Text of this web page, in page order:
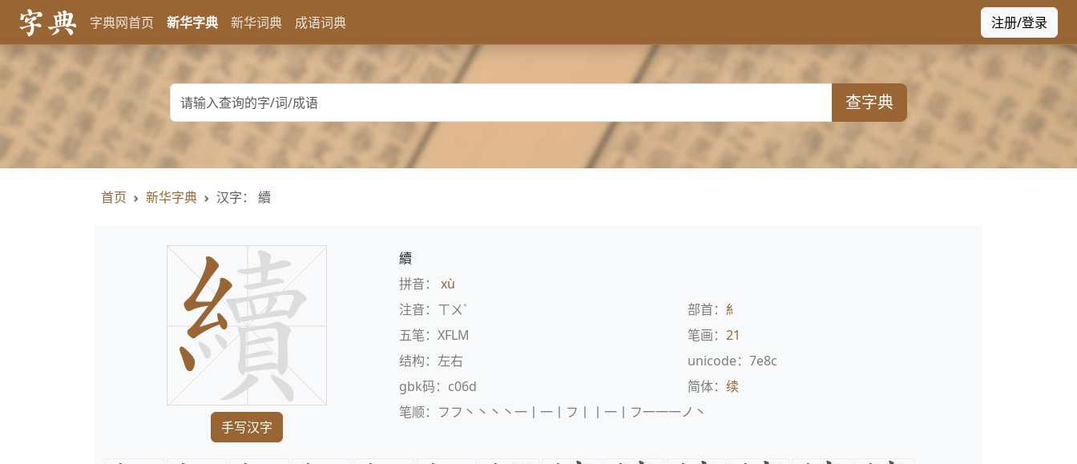
字典网首页 新华字典 新华词典 成语词典 注册/登录
查字典
首页 新华字典 汉字： 續
手写汉字
續
拼音： xù
注音：ㄒㄨˋ
部首： 糹
五笔：XFLM
笔画： 21
结构：左右
unicode：7e8c
gbk码：c06d
简体： 续
笔顺：フフ丶丶丶丶一丨一丨フ丨丨一丨フ一一一ノ丶